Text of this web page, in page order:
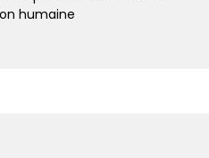
humaine